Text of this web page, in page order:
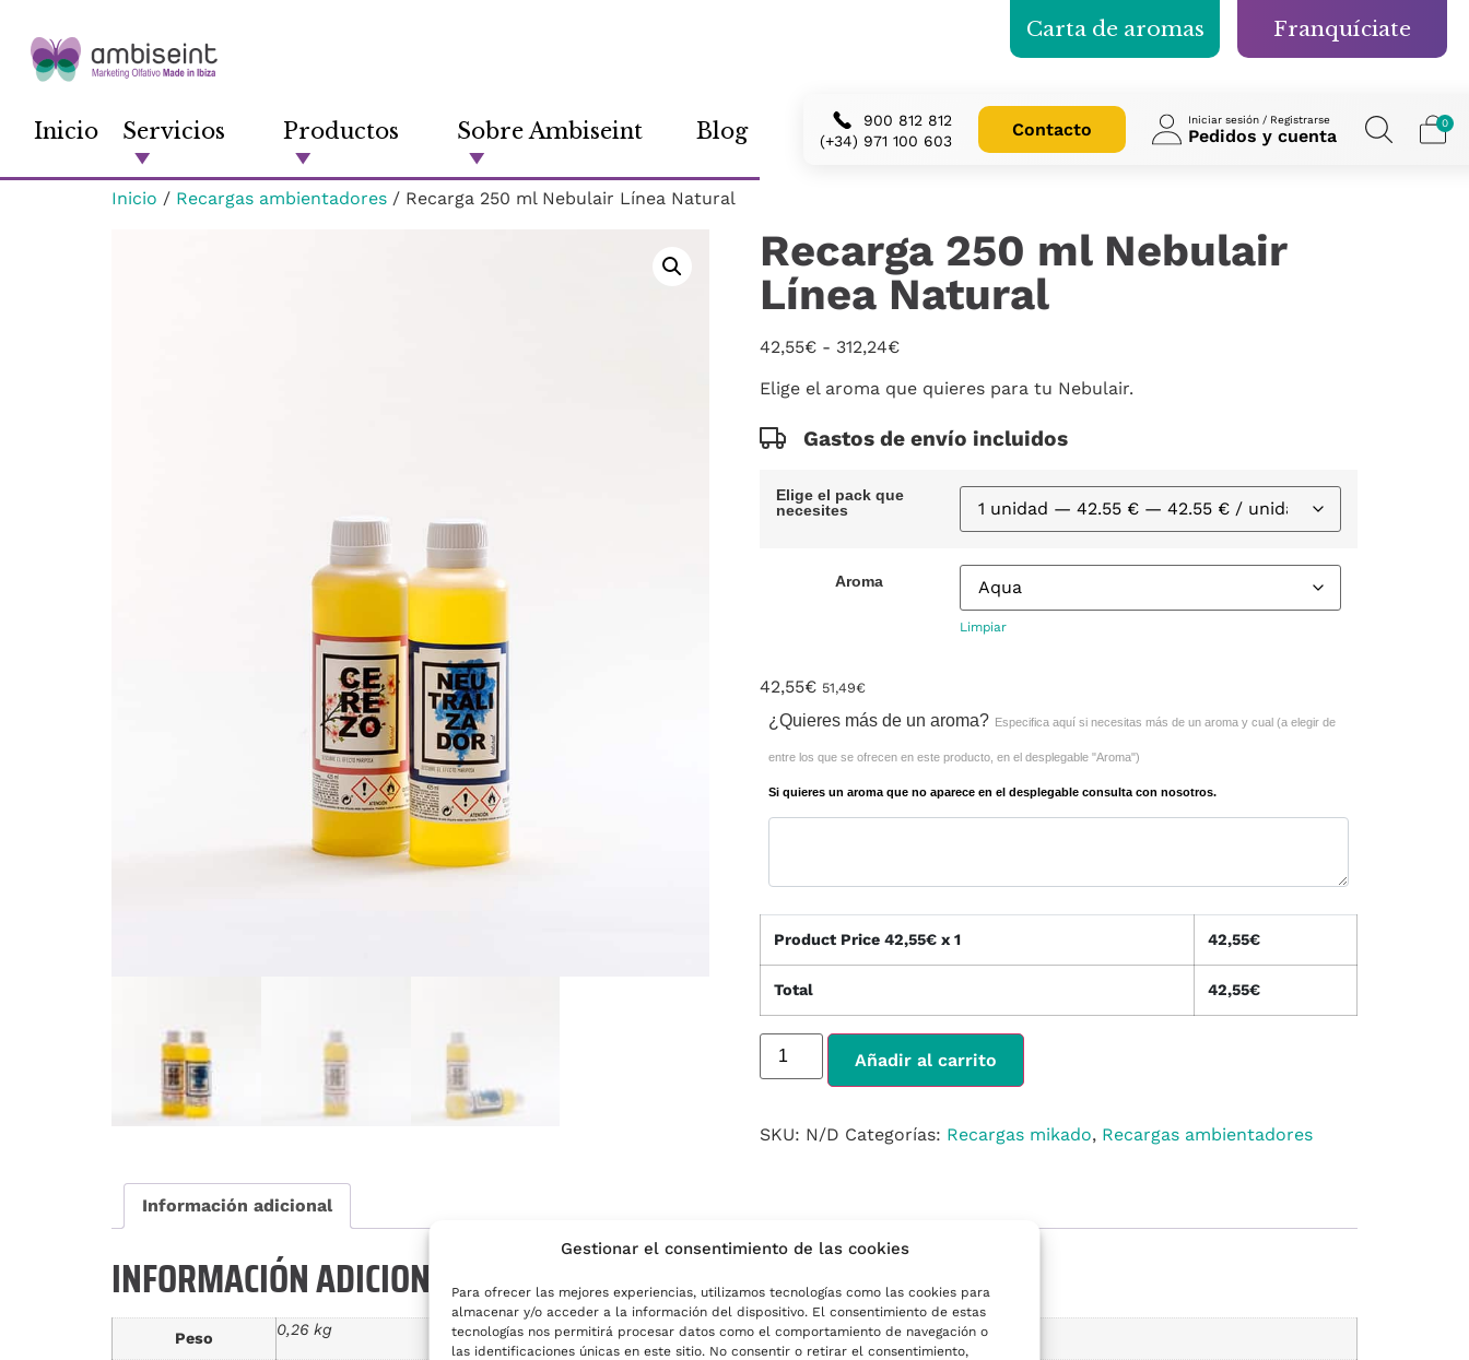
Gestionar el consentimiento de las cookies
Para ofrecer las mejores experiencias, utilizamos tecnologías como las cookies para
almacenar y/o acceder a la información del dispositivo. El consentimiento de estas
tecnologías nos permitirá procesar datos como el comportamiento de navegación o
las identificaciones únicas en este sitio. No consentir o retirar el consentimiento,
Inicio Servicios Productos Sobre Ambiseint Blog
Carta de aromas Franquíciate
900 812 812
(+34) 971 100 603
Contacto Iniciar sesión / Registrarse
Pedidos y cuenta
0
Inicio / Recargas ambientadores / Recarga 250 ml Nebulair Línea Natural
Recarga 250 ml Nebulair
Línea Natural
42,55€ - 312,24€
Elige el aroma que quieres para tu Nebulair.
Gastos de envío incluidos
Elige el pack que
necesites
Aroma
Limpiar
42,55€ 51,49€
¿Quieres más de un aroma? Especifica aquí si necesitas más de un aroma y cual (a elegir de
entre los que se ofrecen en este producto, en el desplegable "Aroma")
Si quieres un aroma que no aparece en el desplegable consulta con nosotros.
Product Price 42,55€ x 1 42,55€
Total 42,55€
Añadir al carrito
SKU: N/D Categorías: Recargas mikado, Recargas ambientadores
Información adicional
INFORMACIÓN ADICIONAL
Peso 0,26 kg